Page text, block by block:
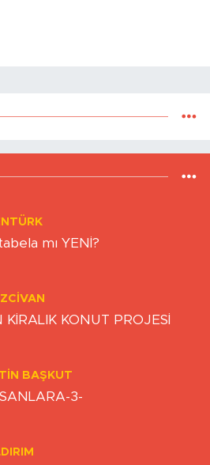
mı YENİ?
KİRALIK KONUT PROJESİ
BAŞKUT
3-